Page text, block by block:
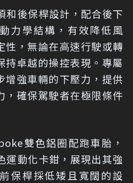
和後保桿設計，配合後下
力學結構，有效降低風
性，無論在高速行駛或轉
持卓越的操控表現。專屬
增強車輛的下壓力，提供
，確保駕駛者在極限條件
雙色鋁圈配跑車胎，
運動化卡鉗，展現出其強
保桿採低矮且寬闊的設